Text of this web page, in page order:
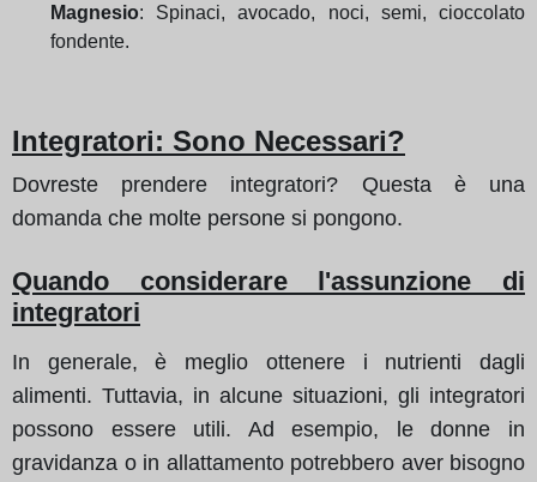
Magnesio: Spinaci, avocado, noci, semi, cioccolato
fondente.
Integratori: Sono Necessari?
Dovreste prendere integratori? Questa è una
domanda che molte persone si pongono.
Quando considerare l'assunzione di
integratori
In generale, è meglio ottenere i nutrienti dagli
alimenti. Tuttavia, in alcune situazioni, gli integratori
possono essere utili. Ad esempio, le donne in
gravidanza o in allattamento potrebbero aver bisogno